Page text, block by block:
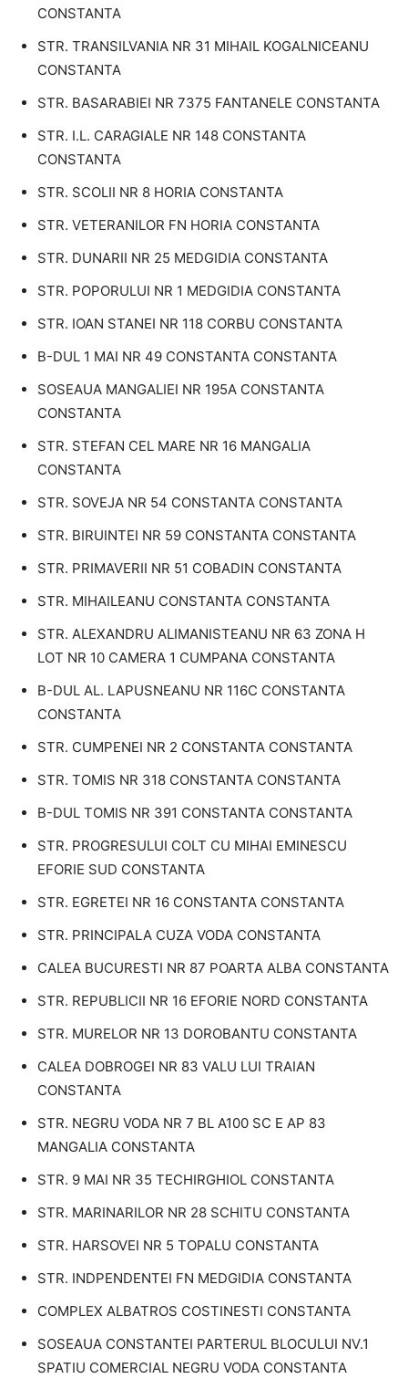
CONSTANTA
STR. TRANSILVANIA NR 31 MIHAIL KOGALNICEANU
CONSTANTA
STR. BASARABIEI NR 7375 FANTANELE CONSTANTA
STR. I.L. CARAGIALE NR 148 CONSTANTA
CONSTANTA
STR. SCOLII NR 8 HORIA CONSTANTA
STR. VETERANILOR FN HORIA CONSTANTA
STR. DUNARII NR 25 MEDGIDIA CONSTANTA
STR. POPORULUI NR 1 MEDGIDIA CONSTANTA
STR. IOAN STANEI NR 118 CORBU CONSTANTA
B-DUL 1 MAI NR 49 CONSTANTA CONSTANTA
SOSEAUA MANGALIEI NR 195A CONSTANTA
CONSTANTA
STR. STEFAN CEL MARE NR 16 MANGALIA
CONSTANTA
STR. SOVEJA NR 54 CONSTANTA CONSTANTA
STR. BIRUINTEI NR 59 CONSTANTA CONSTANTA
STR. PRIMAVERII NR 51 COBADIN CONSTANTA
STR. MIHAILEANU CONSTANTA CONSTANTA
STR. ALEXANDRU ALIMANISTEANU NR 63 ZONA H
LOT NR 10 CAMERA 1 CUMPANA CONSTANTA
B-DUL AL. LAPUSNEANU NR 116C CONSTANTA
CONSTANTA
STR. CUMPENEI NR 2 CONSTANTA CONSTANTA
STR. TOMIS NR 318 CONSTANTA CONSTANTA
B-DUL TOMIS NR 391 CONSTANTA CONSTANTA
STR. PROGRESULUI COLT CU MIHAI EMINESCU
EFORIE SUD CONSTANTA
STR. EGRETEI NR 16 CONSTANTA CONSTANTA
STR. PRINCIPALA CUZA VODA CONSTANTA
CALEA BUCURESTI NR 87 POARTA ALBA CONSTANTA
STR. REPUBLICII NR 16 EFORIE NORD CONSTANTA
STR. MURELOR NR 13 DOROBANTU CONSTANTA
CALEA DOBROGEI NR 83 VALU LUI TRAIAN
CONSTANTA
STR. NEGRU VODA NR 7 BL A100 SC E AP 83
MANGALIA CONSTANTA
STR. 9 MAI NR 35 TECHIRGHIOL CONSTANTA
STR. MARINARILOR NR 28 SCHITU CONSTANTA
STR. HARSOVEI NR 5 TOPALU CONSTANTA
STR. INDPENDENTEI FN MEDGIDIA CONSTANTA
COMPLEX ALBATROS COSTINESTI CONSTANTA
SOSEAUA CONSTANTEI PARTERUL BLOCULUI NV.1
SPATIU COMERCIAL NEGRU VODA CONSTANTA